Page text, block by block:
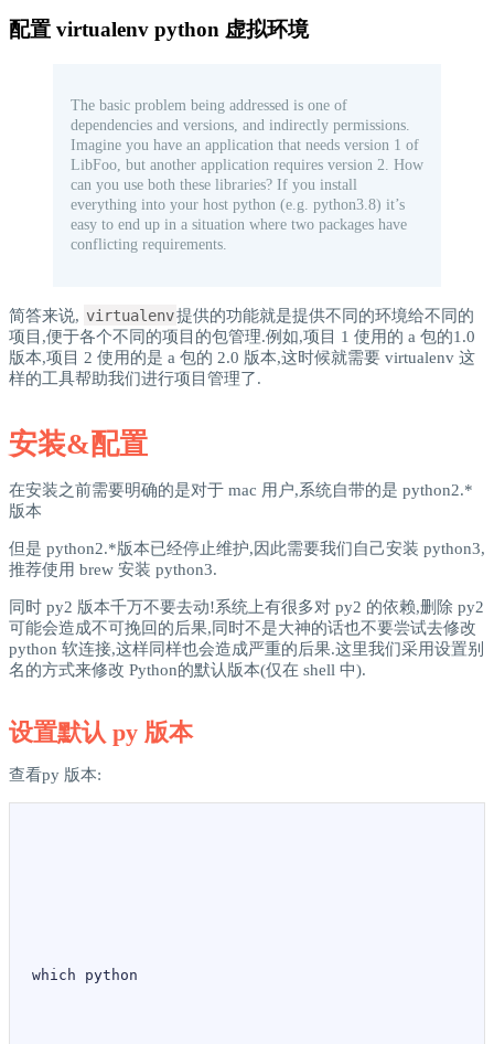
配置 virtualenv python 虚拟环境
The basic problem being addressed is one of
dependencies and versions, and indirectly permissions.
Imagine you have an application that needs version 1 of
LibFoo, but another application requires version 2. How
can you use both these libraries? If you install
everything into your host python (e.g. python3.8) it’s
easy to end up in a situation where two packages have
conflicting requirements.
简答来说, virtualenv提供的功能就是提供不同的环境给不同的
项目,便于各个不同的项目的包管理.例如,项目 1 使用的 a 包的1.0
版本,项目 2 使用的是 a 包的 2.0 版本,这时候就需要 virtualenv 这
样的工具帮助我们进行项目管理了.
安装&配置
在安装之前需要明确的是对于 mac 用户,系统自带的是 python2.*
版本
但是 python2.*版本已经停止维护,因此需要我们自己安装 python3,
推荐使用 brew 安装 python3.
同时 py2 版本千万不要去动!系统上有很多对 py2 的依赖,删除 py2
可能会造成不可挽回的后果,同时不是大神的话也不要尝试去修改
python 软连接,这样同样也会造成严重的后果.这里我们采用设置别
名的方式来修改 Python的默认版本(仅在 shell 中).
设置默认 py 版本
查看py 版本:
which python